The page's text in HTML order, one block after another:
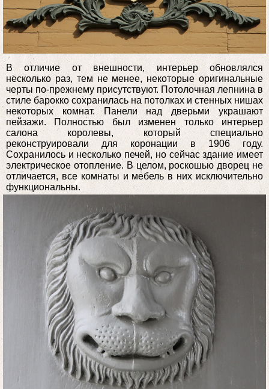
В отличие от внешности, интерьер обновлялся
несколько раз, тем не менее, некоторые оригинальные
черты по-прежнему присутствуют. Потолочная лепнина в
стиле барокко сохранилась на потолках и стенных нишах
некоторых комнат. Панели над дверьми украшают
пейзажи. Полностью был изменен только интерьер
салона королевы, который специально
реконструировали для коронации в 1906 году.
Сохранилось и несколько печей, но сейчас здание имеет
электрическое отопление. В целом, роскошью дворец не
отличается, все комнаты и мебель в них исключительно
функциональны.